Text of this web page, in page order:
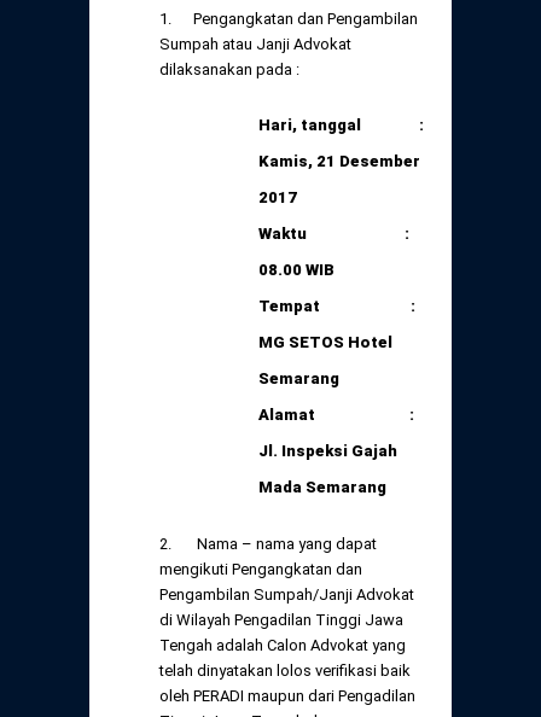
Daftar Perkara Dewan Kehormatan Daerah
1. Pengangkatan dan Pengambilan
Sumpah atau Janji Advokat
dilaksanakan pada :
Hari, tanggal :
Kamis, 21 Desember
2017
Waktu :
08.00 WIB
Tempat :
MG SETOS Hotel
Semarang
Alamat :
Jl. Inspeksi Gajah
Mada Semarang
2. Nama – nama yang dapat
mengikuti Pengangkatan dan
Pengambilan Sumpah/Janji Advokat
di Wilayah Pengadilan Tinggi Jawa
Tengah adalah Calon Advokat yang
telah dinyatakan lolos verifikasi baik
oleh PERADI maupun dari Pengadilan